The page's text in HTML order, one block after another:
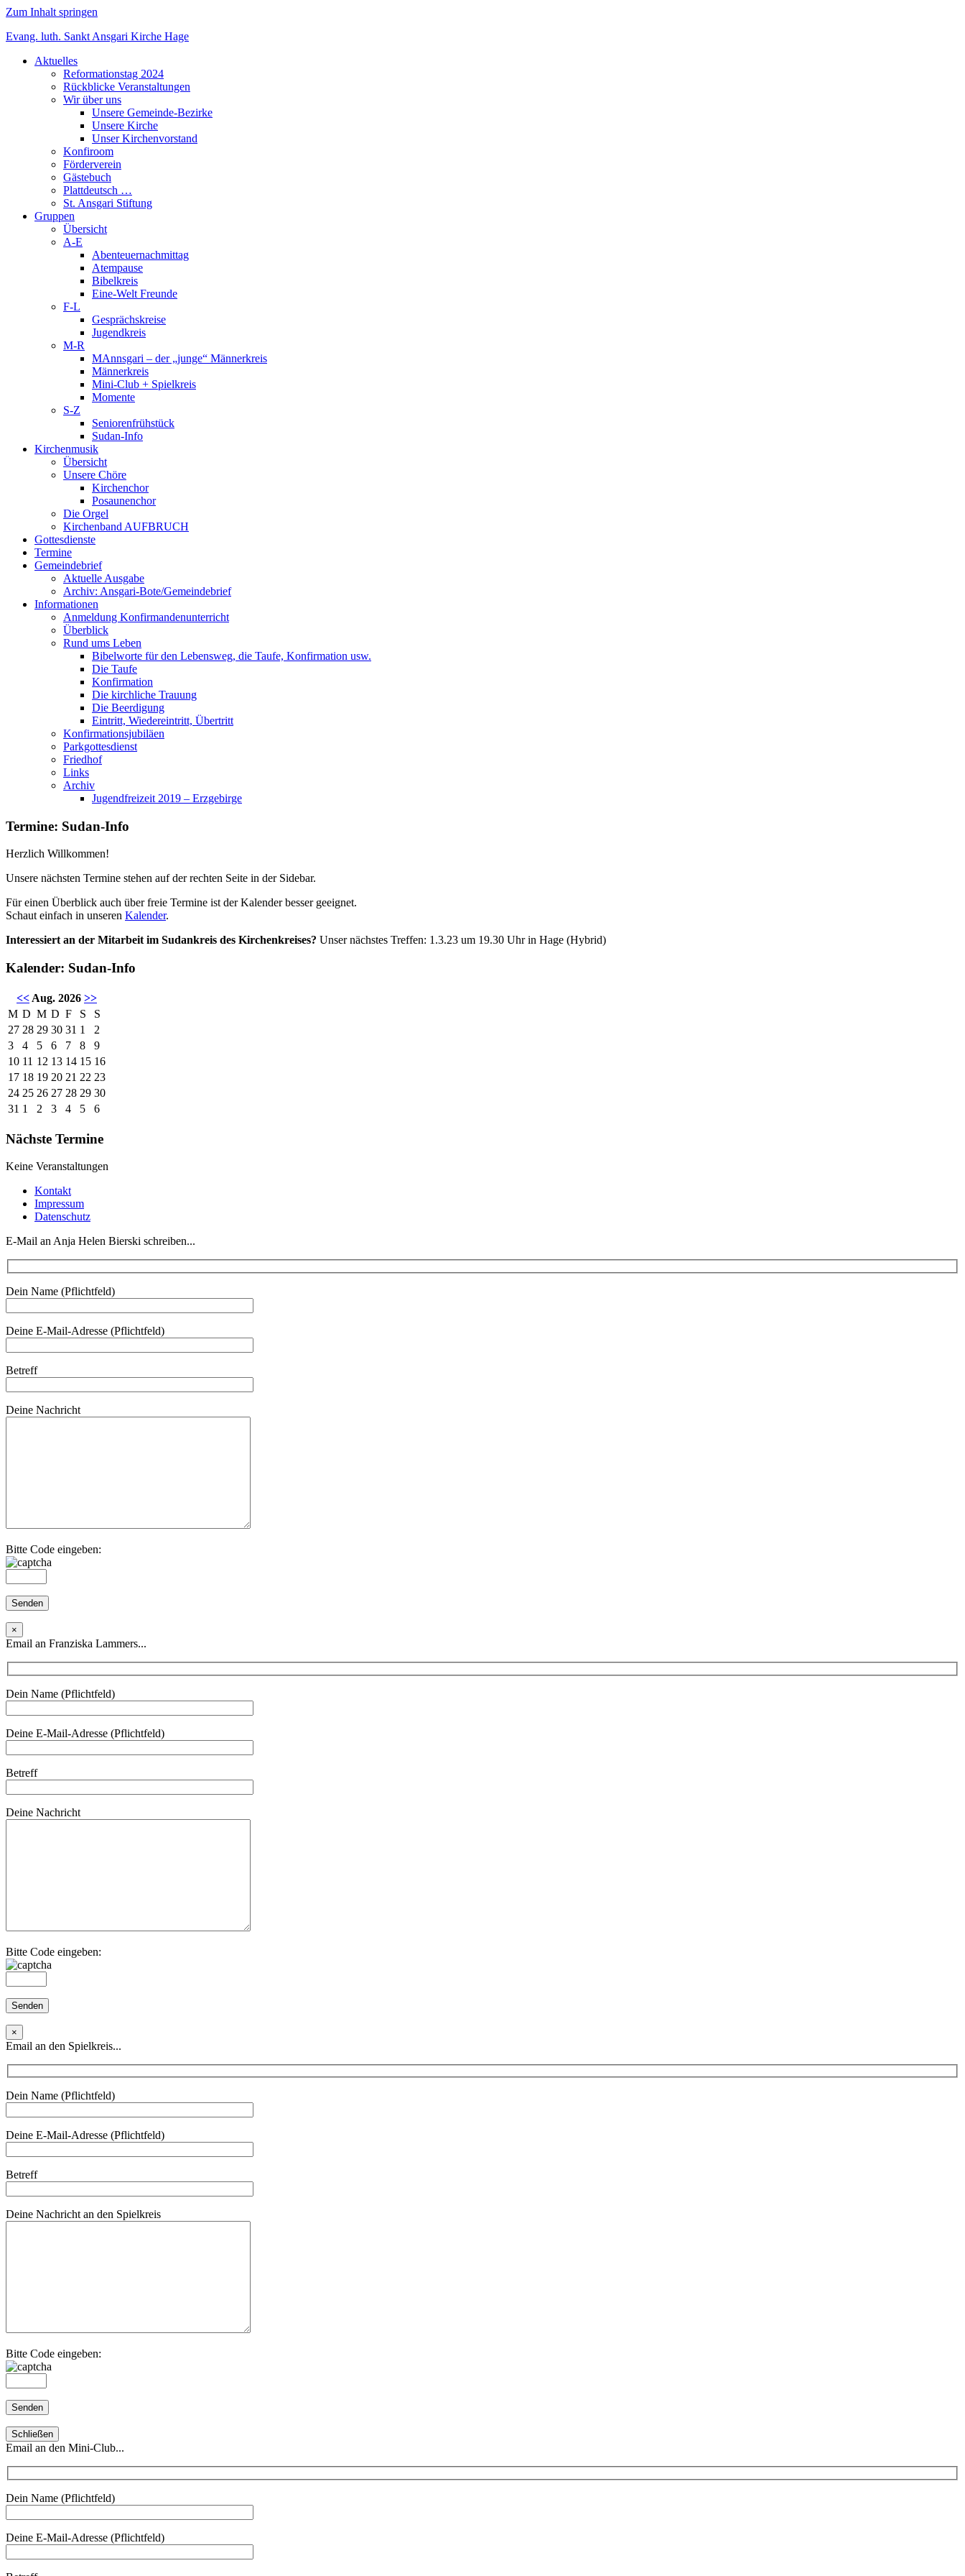
Zum Inhalt springen
Evang. luth. Sankt Ansgari Kirche Hage
Aktuelles
Reformationstag 2024
Rückblicke Veranstaltungen
Wir über uns
Unsere Gemeinde-Bezirke
Unsere Kirche
Unser Kirchenvorstand
Konfiroom
Förderverein
Gästebuch
Plattdeutsch …
St. Ansgari Stiftung
Gruppen
Übersicht
A-E
Abenteuernachmittag
Atempause
Bibelkreis
Eine-Welt Freunde
F-L
Gesprächskreise
Jugendkreis
M-R
MAnnsgari – der „junge“ Männerkreis
Männerkreis
Mini-Club + Spielkreis
Momente
S-Z
Seniorenfrühstück
Sudan-Info
Kirchenmusik
Übersicht
Unsere Chöre
Kirchenchor
Posaunenchor
Die Orgel
Kirchenband AUFBRUCH
Gottesdienste
Termine
Gemeindebrief
Aktuelle Ausgabe
Archiv: Ansgari-Bote/Gemeindebrief
Informationen
Anmeldung Konfirmandenunterricht
Überblick
Rund ums Leben
Bibelworte für den Lebensweg, die Taufe, Konfirmation usw.
Die Taufe
Konfirmation
Die kirchliche Trauung
Die Beerdigung
Eintritt, Wiedereintritt, Übertritt
Konfirmationsjubiläen
Parkgottesdienst
Friedhof
Links
Archiv
Jugendfreizeit 2019 – Erzgebirge
Termine: Sudan-Info
Herzlich Willkommen!
Unsere nächsten Termine stehen auf der rechten Seite in der Sidebar.
Für einen Überblick auch über freie Termine ist der Kalender besser geeignet.
Schaut einfach in unseren Kalender.
Interessiert an der Mitarbeit im Sudankreis des Kirchenkreises? Unser nächstes Treffen: 1.3.23 um 19.30 Uhr in Hage (Hybrid)
Kalender: Sudan-Info
<< Aug. 2026 >>
M D M D F S
S
27 28 29 30 31 1
2
3
4 5 6 7 8
9
10 11 12 13 14 15 16
17 18 19 20 21 22 23
24 25 26 27 28 29 30
31 1 2 3 4 5 6
Nächste Termine
Keine Veranstaltungen
Kontakt
Impressum
Datenschutz
E-Mail an Anja Helen Bierski schreiben...
Dein Name (Pflichtfeld)
Deine E-Mail-Adresse (Pflichtfeld)
Betreff
Deine Nachricht
Bitte Code eingeben:
×
Email an Franziska Lammers...
Dein Name (Pflichtfeld)
Deine E-Mail-Adresse (Pflichtfeld)
Betreff
Deine Nachricht
Bitte Code eingeben:
×
Email an den Spielkreis...
Dein Name (Pflichtfeld)
Deine E-Mail-Adresse (Pflichtfeld)
Betreff
Deine Nachricht an den Spielkreis
Bitte Code eingeben:
Schließen
Email an den Mini-Club...
Dein Name (Pflichtfeld)
Deine E-Mail-Adresse (Pflichtfeld)